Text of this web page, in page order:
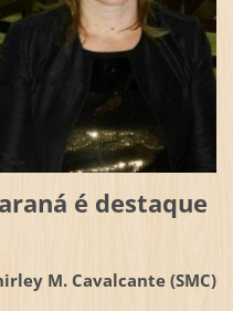
é destaque
M. Cavalcante (SMC)